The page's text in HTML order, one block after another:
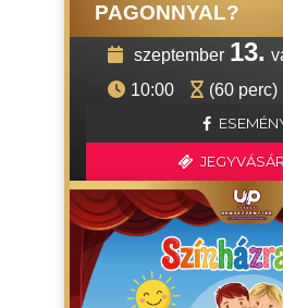
PAGONNYAL?
szeptember 13.
10:00
(60 perc)